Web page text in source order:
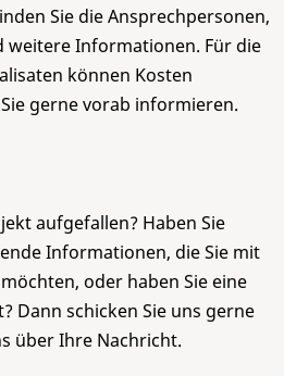
Sie die Ansprechpersonen,
weitere Informationen. Für die
können Kosten
gerne vorab informieren.
aufgefallen? Haben Sie
Informationen, die Sie mit
oder haben Sie eine
Dann schicken Sie uns gerne
über Ihre Nachricht.